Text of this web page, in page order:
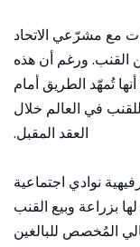
وبعد محادثات مع مشرّعي الاتحاد
القنب. ورغم أن هذه
تُمهّد الطريق أمام
في العالم خلال
العقد المقبل.
نوادي اجتماعية
بزراعة وبيع القنب
الحالي المُخصص للبالغين